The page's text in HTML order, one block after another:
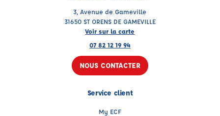
3, Avenue de Gameville
31650 ST ORENS DE GAMEVILLE
Voir sur la carte
07 82 12 19 94
NOUS CONTACTER
Service client
My ECF